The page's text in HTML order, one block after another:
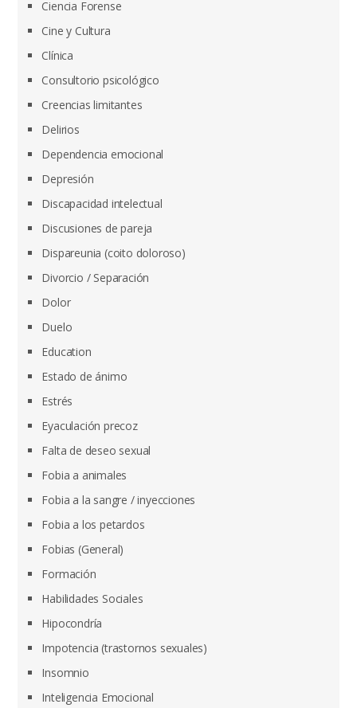
Ciencia Forense
Cine y Cultura
Clínica
Consultorio psicológico
Creencias limitantes
Delirios
Dependencia emocional
Depresión
Discapacidad intelectual
Discusiones de pareja
Dispareunia (coito doloroso)
Divorcio / Separación
Dolor
Duelo
Education
Estado de ánimo
Estrés
Eyaculación precoz
Falta de deseo sexual
Fobia a animales
Fobia a la sangre / inyecciones
Fobia a los petardos
Fobias (General)
Formación
Habilidades Sociales
Hipocondría
Impotencia (trastornos sexuales)
Insomnio
Inteligencia Emocional